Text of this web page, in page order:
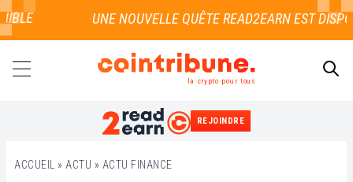
la crypto pour tous
REJOINDRE
ACCUEIL » ACTU » ACTU FINANCE